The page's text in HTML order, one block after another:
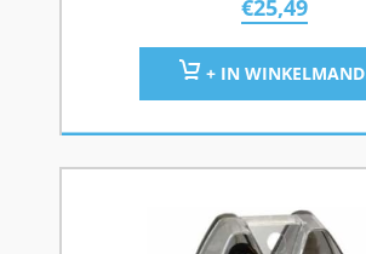
€25,49
+ IN WINKELMAND